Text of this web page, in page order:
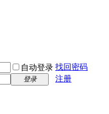
自动登录 找回密码
登录
注册